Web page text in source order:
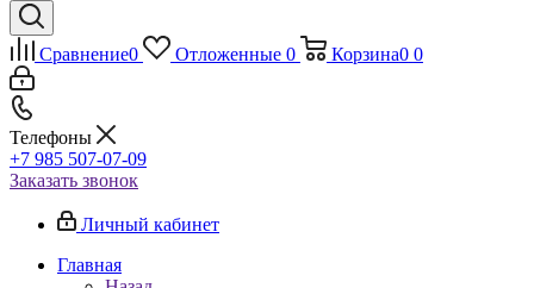
Сравнение0 Отложенные 0 Корзина0 0
Телефоны
+7 985 507-07-09
Заказать звонок
Личный кабинет
Главная